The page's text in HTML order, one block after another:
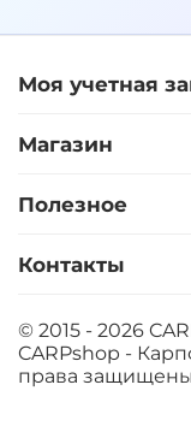
Моя учетная
Магазин
Полезное
Контакты
© 2015 - 2026
CARPshop -
права защищены